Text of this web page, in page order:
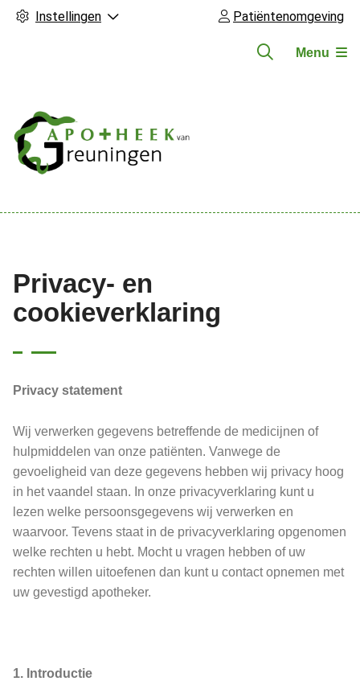
Instellingen Patiëntenomgeving
Menu
Privacy- en
cookieverklaring
Privacy statement
Wij verwerken gegevens betreffende de medicijnen of
hulpmiddelen van onze patiënten. Vanwege de
gevoeligheid van deze gegevens hebben wij privacy hoog
in het vaandel staan. In onze privacyverklaring kunt u
lezen welke persoonsgegevens wij verwerken en
waarvoor. Tevens staat in de privacyverklaring opgenomen
welke rechten u hebt. Mocht u vragen hebben of uw
rechten willen uitoefenen dan kunt u contact opnemen met
uw gevestigd apotheker.
1. Introductie